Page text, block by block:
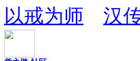
以戒为师
汉